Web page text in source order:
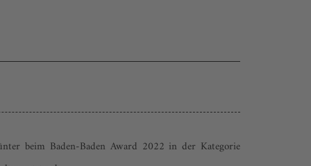
beim Baden-Baden Award 2022 in der Kategorie